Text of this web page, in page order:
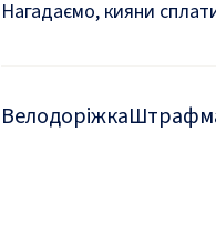
Нагадаємо, кияни
Велодоріжка